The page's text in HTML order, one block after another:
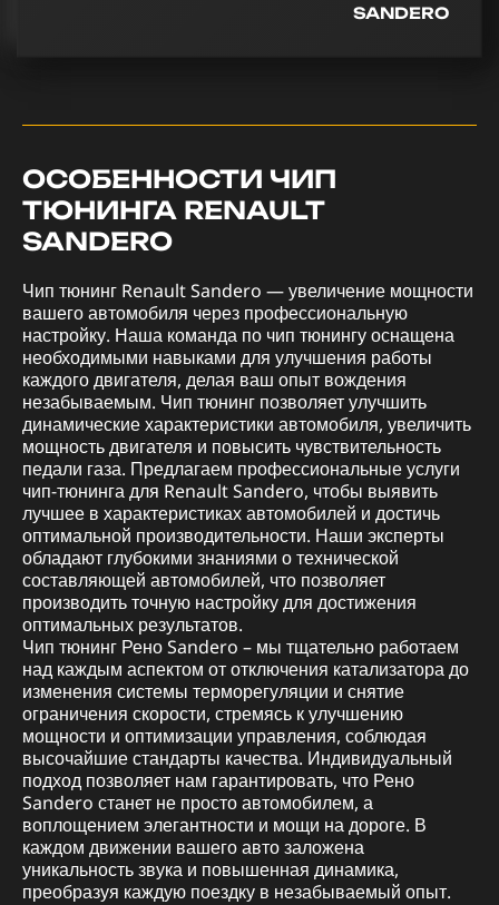
SANDERO
ОСОБЕННОСТИ ЧИП
ТЮНИНГА RENAULT
SANDERO
Чип тюнинг Renault Sandero — увеличение мощности
вашего автомобиля через профессиональную
настройку. Наша команда по чип тюнингу оснащена
необходимыми навыками для улучшения работы
каждого двигателя, делая ваш опыт вождения
незабываемым. Чип тюнинг позволяет улучшить
динамические характеристики автомобиля, увеличить
мощность двигателя и повысить чувствительность
педали газа. Предлагаем профессиональные услуги
чип-тюнинга для Renault Sandero, чтобы выявить
лучшее в характеристиках автомобилей и достичь
оптимальной производительности. Наши эксперты
обладают глубокими знаниями о технической
составляющей автомобилей, что позволяет
производить точную настройку для достижения
оптимальных результатов.
Чип тюнинг Рено Sandero – мы тщательно работаем
над каждым аспектом от отключения катализатора до
изменения системы терморегуляции и снятие
ограничения скорости, стремясь к улучшению
мощности и оптимизации управления, соблюдая
высочайшие стандарты качества. Индивидуальный
подход позволяет нам гарантировать, что Рено
Sandero станет не просто автомобилем, а
воплощением элегантности и мощи на дороге. В
каждом движении вашего авто заложена
уникальность звука и повышенная динамика,
преобразуя каждую поездку в незабываемый опыт.